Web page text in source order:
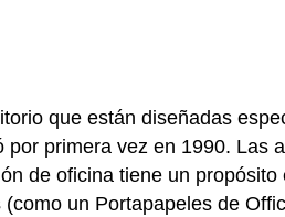
que están diseñadas
primera vez en 1990. Las
de oficina tiene un
un Portapapeles de